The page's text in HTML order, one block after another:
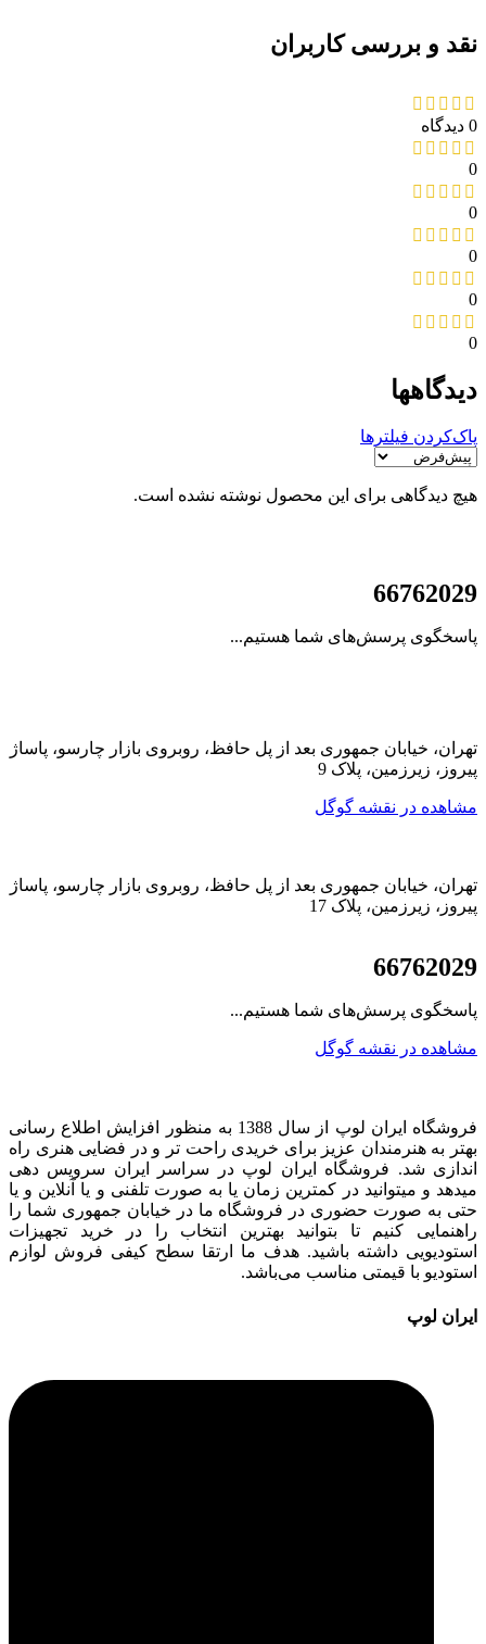
نقد و بررسی کاربران
0 دیدگاه
0
0
0
0
0
دیدگاهها
پاک‌کردن فیلترها
هیچ دیدگاهی برای این محصول نوشته نشده است.
66762029
پاسخگوی پرسش‌های شما هستیم...
تهران، خیابان جمهوری بعد از پل حافظ، روبروی بازار چارسو، پاساژ
پیروز، زیرزمین، پلاک 9
مشاهده در نقشه گوگل
تهران، خیابان جمهوری بعد از پل حافظ، روبروی بازار چارسو، پاساژ
پیروز، زیرزمین، پلاک 17
66762029
پاسخگوی پرسش‌های شما هستیم...
مشاهده در نقشه گوگل
فروشگاه ایران لوپ از سال 1388 به منظور افزایش اطلاع رسانی
بهتر به هنرمندان عزیز برای خریدی راحت تر و در فضایی هنری راه
اندازی شد. فروشگاه ایران لوپ در سراسر ایران سرویس دهی
میدهد و میتوانید در کمترین زمان یا به صورت تلفنی و یا آنلاین و یا
حتی به صورت حضوری در فروشگاه ما در خیابان جمهوری شما را
راهنمایی کنیم تا بتوانید بهترین انتخاب را در خرید تجهیزات
استودیویی داشته باشید. هدف ما ارتقا سطح کیفی فروش لوازم
استودیو با قیمتی مناسب می‌باشد.
ایران لوپ